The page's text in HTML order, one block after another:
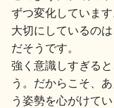
ずつ変化していま
大切にしているの
だそうです。
強く意識しすぎる
う。だからこそ、
う姿勢を心がけてい